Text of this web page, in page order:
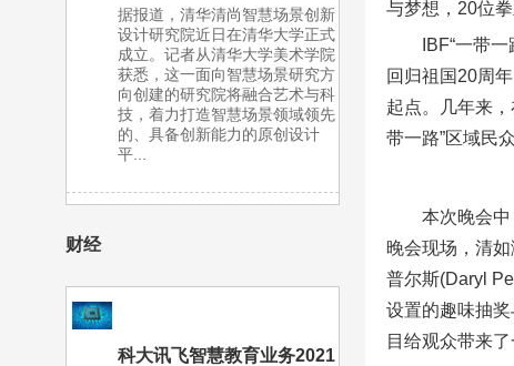
据报道，清华清尚智慧场景创新
设计研究院近日在清华大学正式
成立。记者从清华大学美术学院
获悉，这一面向智慧场景研究方
向创建的研究院将融合艺术与科
技，着力打造智慧场景领域领先
的、具备创新能力的原创设计
平...
财经
科大讯飞智慧教育业务2021
与梦想，20位
IBF“一带
回归祖国20周
起点。几年来
带一路”区域民
本次晚会
晚会现场，清
普尔斯(Daryl
设置的趣味抽
目给观众带来